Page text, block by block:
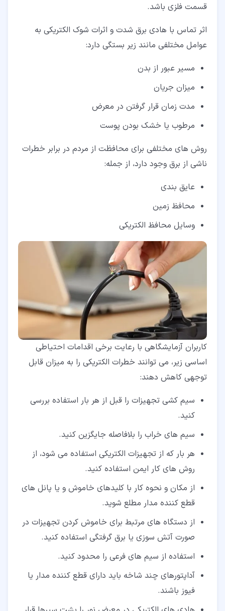
قسمت فلزی باشد.
اثر تماس با هادی برق شدت و اثرات شوک الکتریکی به
عوامل مختلفی مانند زیر بستگی دارد:
مسیر عبور از بدن
میزان جریان
مدت زمان قرار گرفتن در معرض
مرطوب یا خشک بودن پوست
روش های مختلفی برای محافظت از مردم در برابر خطرات
ناشی از برق وجود دارد، از جمله:
عایق بندی
محافظ زمین
وسایل محافظ الکتریکی
کاربران آزمایشگاهی با رعایت برخی اقدامات احتیاطی
اساسی زیر، می توانند خطرات الکتریکی را به میزان قابل
توجهی کاهش دهند:
سیم کشی تجهیزات را قبل از هر بار استفاده بررسی
کنید.
سیم های خراب را بلافاصله جایگزین کنید.
هر بار که از تجهیزات الکتریکی استفاده می شود، از
روش های کار ایمن استفاده کنید.
از مکان و نحوه کار با کلیدهای خاموش و یا پانل های
قطع کننده مدار مطلع شوید.
از دستگاه های مرتبط برای خاموش کردن تجهیزات در
صورت آتش سوزی یا برق گرفتگی استفاده کنید.
استفاده از سیم های فرعی را محدود کنید.
آداپتورهای چند شاخه باید دارای قطع کننده مدار یا
فیوز باشند.